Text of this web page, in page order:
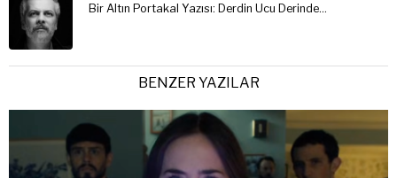
Bir Altın Portakal Yazısı: Derdin Ucu Derinde…
BENZER YAZILAR